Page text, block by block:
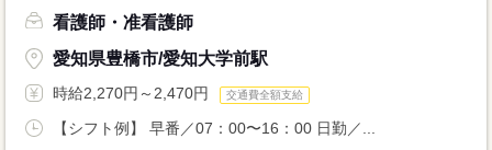
看護師・准看護師
愛知県豊橋市/愛知大学前駅
時給2,270円～2,470円 交通費全額支給
【シフト例】 早番／07：00〜16：00 日勤／...